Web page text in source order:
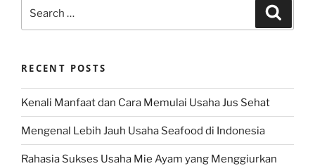
RECENT POSTS
Kenali Manfaat dan Cara Memulai Usaha Jus Sehat
Mengenal Lebih Jauh Usaha Seafood di Indonesia
Rahasia Sukses Usaha Mie Ayam yang Menggiurkan